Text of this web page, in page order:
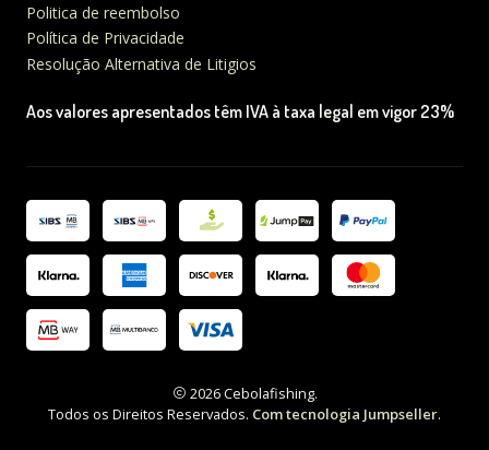
Politica de reembolso
Política de Privacidade
Resolução Alternativa de Litigios
Aos valores apresentados têm IVA à taxa legal em vigor 23%
2026 Cebolafishing.
Todos os Direitos Reservados. Com tecnologia Jumpseller.